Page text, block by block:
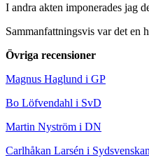
I andra akten imponerades jag
Sammanfattningsvis var det en
Övriga recensioner
Magnus Haglund i GP
Bo Löfvendahl i SvD
Martin Nyström i DN
Carlhåkan Larsén i Sydsvenskan